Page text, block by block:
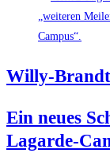
Wil­ly-
Ein neu­es
Lagarde-